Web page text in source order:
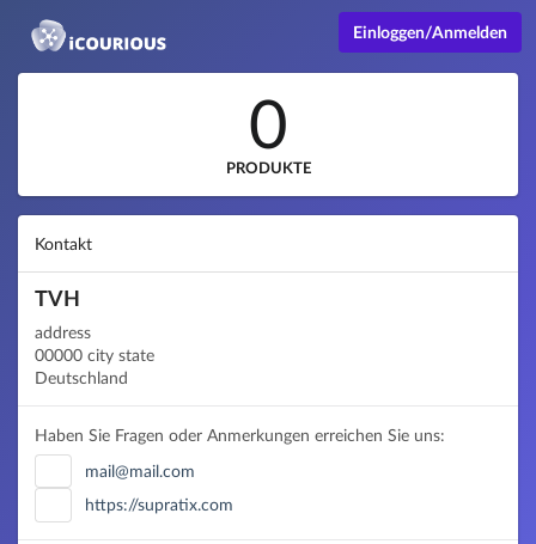
Einloggen/Anmelden
0
PRODUKTE
Kontakt
TVH
address
00000 city state
Deutschland
Haben Sie Fragen oder Anmerkungen erreichen Sie uns:
mail@mail.com
https://supratix.com